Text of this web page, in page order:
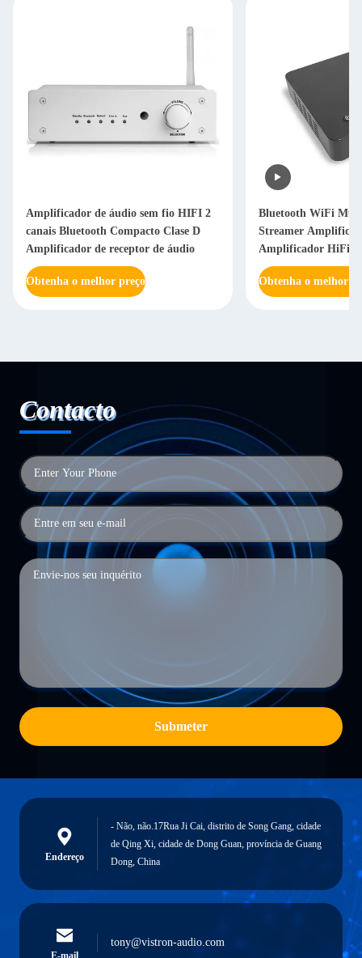
Amplificador de áudio sem fio HIFI 2
canais Bluetooth Compacto Clase D
Amplificador de receptor de áudio
Obtenha o melhor preço
Bluetooth WiFi
Streamer
Amplificador HiFi
Obtenha o melhor
Contacto
Submeter
Endereço
- Não, não.17Rua Ji Cai, distrito de Song Gang, cidade
de Qing Xi, cidade de Dong Guan, província de Guang
Dong, China
E-mail
tony@vistron-audio.com